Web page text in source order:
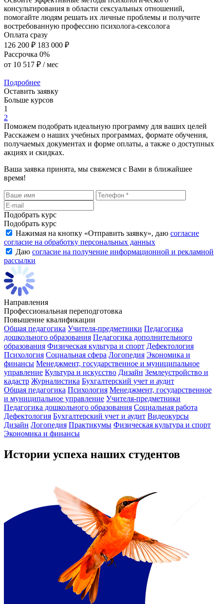
консультирования в области сексуальных отношений,
помогайте людям решать их личные проблемы и получите
востребованную профессию психолога-сексолога
Оплата сразу
126 200 ₽ 183 000 ₽
Рассрочка 0%
от 10 517 ₽ / мес
Подробнее
Оставить заявку
Больше курсов
1
2
Поможем подобрать идеальную программу для ваших целей
Расскажем о наших учебных программах, формате обучения,
получаемых документах и форме оплаты, а также о доступных
акциях и скидках.
Ваша заявка принята, мы свяжемся с Вами в ближайшее
время!
Подобрать курс
Подобрать курс
Нажимая на кнопку «Отправить заявку», даю согласие
согласие на обработку персональных данных
Даю согласие на получение информационной и рекламной
рассылки
Направления
Профессиональная переподготовка
Повышение квалификации
Общая педагогика Учителя-предметники Педагогика
дошкольного образования Педагогика дополнительного
образования Физическая культура и спорт Дефектология
Психология Социальная сфера Логопедия Экономика и
финансы Менеджмент, государственное и муниципальное
управление Культура и искусство Дизайн Землеустройство и
кадастр Журналистика Бухгалтерский учет и аудит
Общая педагогика Психология Менеджмент, государственное
и муниципальное управление Учителя-предметники
Педагогика дошкольного образования Социальная работа
Дефектология Бухгалтерский учет и аудит Видеокурсы
Дизайн Логопедия Практикумы Физическая культура и спорт
Экономика и финансы
Истории успеха наших студентов